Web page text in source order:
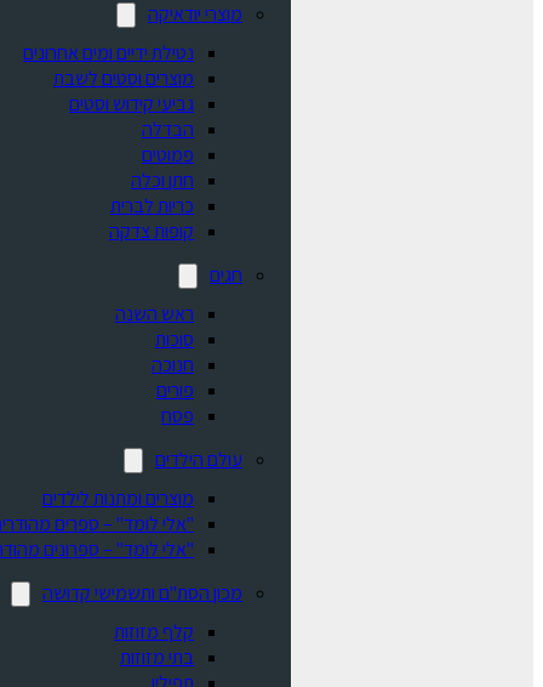
מוצרי יודאיקה
נטילת ידיים ומים אחרונים
מוצרים וסטים לשבת
גביעי קידוש וסטים
הבדלה
פמוטים
חתן וכלה
כריות לברית
קופות צדקה
חגים
ראש השנה
סוכות
חנוכה
פורים
פסח
עולם הילדים
מוצרים ומתנות לילדים
"אלי לומד" – ספרים
"אלי לומד" – ספרונים
מכון הסת"ם ותשמישי קדושה
קלף מזוזות
בתי מזוזות